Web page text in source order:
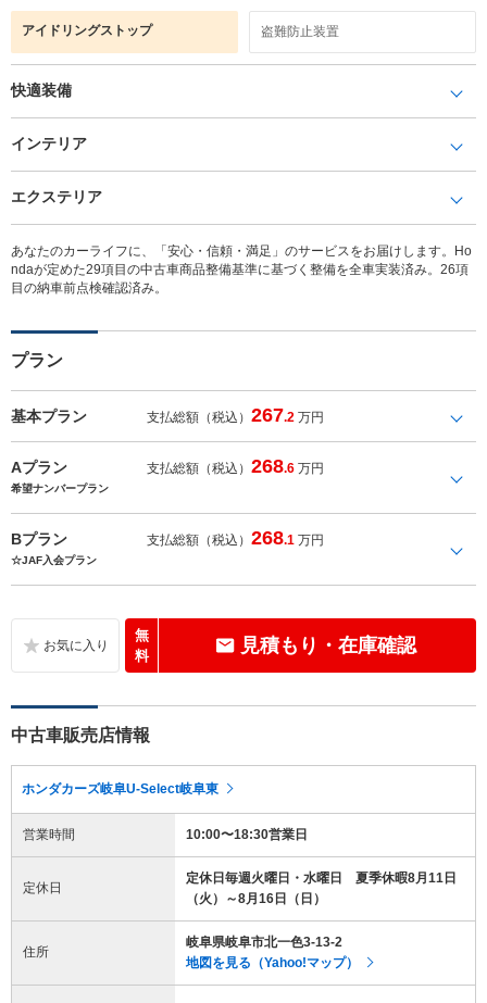
アイドリングストップ 盗難防止装置
快適装備
インテリア
エクステリア
あなたのカーライフに、「安心・信頼・満足」のサービスをお届けします。Ho
ndaが定めた29項目の中古車商品整備基準に基づく整備を全車実装済み。26項
目の納車前点検確認済み。
プラン
基本プラン 支払総額（税込）267.2 万円
Aプラン 支払総額（税込）268.6 万円
希望ナンバープラン
Bプラン 支払総額（税込）268.1 万円
☆JAF入会プラン
無
料
見積もり・在庫確認
中古車販売店情報
ホンダカーズ岐阜U-Select岐阜東
営業時間 10:00〜18:30営業日
定休日
定休日毎週火曜日・水曜日 夏季休暇8月11日
（火）～8月16日（日）
住所
岐阜県岐阜市北一色3-13-2
地図を見る（Yahoo!マップ）